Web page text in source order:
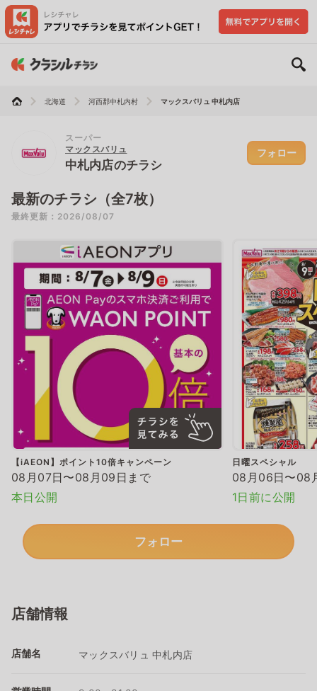
北海道 河西郡中札内村 マックスバリュ 中札内店
スーパー
マックスバリュ
中札内店のチラシ
フォロー
最新のチラシ（全7枚）
最終更新：2026/08/07
【iAEON】ポイント10倍キャンペーン
08月07日〜08月09日まで
本日公開
日曜スペシャル
08月06日〜08
1日前に公開
フォロー
店舗情報
店舗名 マックスバリュ 中札内店